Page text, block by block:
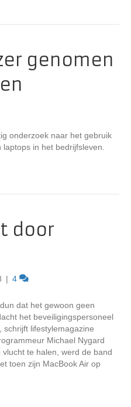
genomen
onderzoek naar het gebruik
in het bedrijfsleven.
door
| 4
dat het gewoon geen
het beveiligingspersoneel
schrijft lifestylemagazine
Michael Nygard
te halen, werd de band
toen zijn MacBook Air op